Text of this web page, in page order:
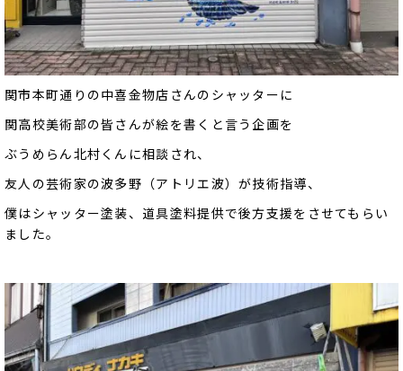
関市本町通りの中喜金物店さんのシャッターに
関高校美術部の皆さんが絵を書くと言う企画を
ぶうめらん北村くんに相談され、
友人の芸術家の波多野（アトリエ波）が技術指導、
僕はシャッター塗装、道具塗料提供で後方支援をさせてもらい
ました。